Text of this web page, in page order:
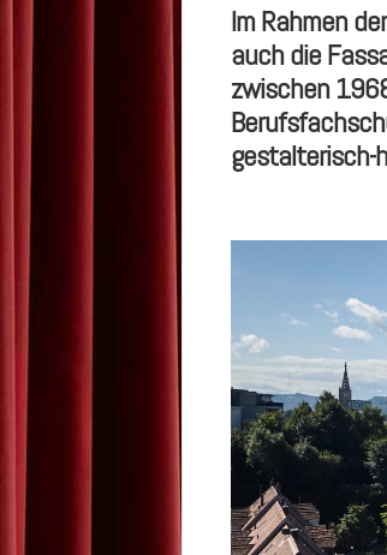
Im Rahmen
auch die
zwischen
gestalterisch-